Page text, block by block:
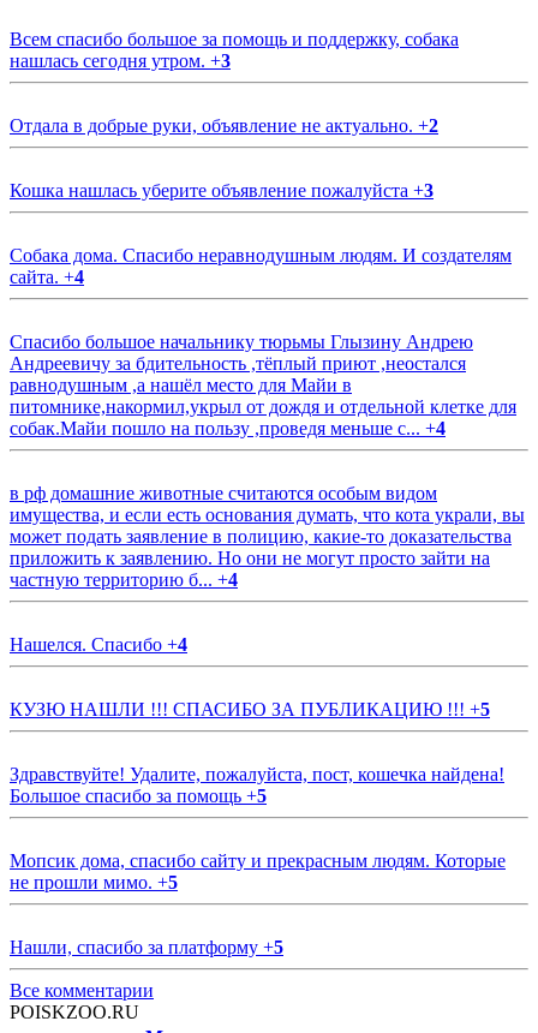
Всем спасибо большое за помощь и поддержку, собака
нашлась сегодня утром. +3
Отдала в добрые руки, объявление не актуально. +2
Кошка нашлась уберите объявление пожалуйста +3
Собака дома. Спасибо неравнодушным людям. И создателям
сайта. +4
Спасибо большое начальнику тюрьмы Глызину Андрею
Андреевичу за бдительность ,тёплый приют ,неостался
равнодушным ,а нашёл место для Майи в
питомнике,накормил,укрыл от дождя и отдельной клетке для
собак.Майи пошло на пользу ,проведя меньше с... +4
в рф домашние животные считаются особым видом
имущества, и если есть основания думать, что кота украли, вы
может подать заявление в полицию, какие-то доказательства
приложить к заявлению. Но они не могут просто зайти на
частную территорию б... +4
Нашелся. Спасибо +4
КУЗЮ НАШЛИ !!! СПАСИБО ЗА ПУБЛИКАЦИЮ !!! +5
Здравствуйте! Удалите, пожалуйста, пост, кошечка найдена!
Большое спасибо за помощь +5
Мопсик дома, спасибо сайту и прекрасным людям. Которые
не прошли мимо. +5
Нашли, спасибо за платформу +5
Все комментарии
POISKZOO.RU